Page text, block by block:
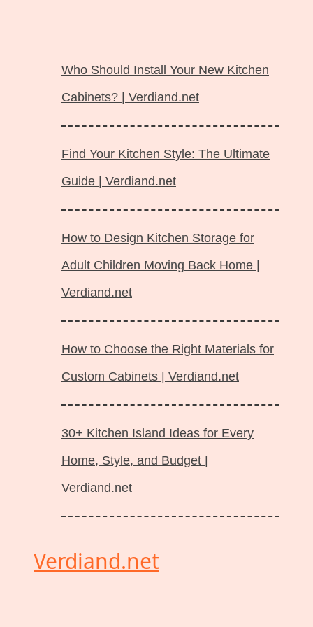
Who Should Install Your New Kitchen
Cabinets? | Verdiand.net
Find Your Kitchen Style: The Ultimate
Guide | Verdiand.net
How to Design Kitchen Storage for
Adult Children Moving Back Home |
Verdiand.net
How to Choose the Right Materials for
Custom Cabinets | Verdiand.net
30+ Kitchen Island Ideas for Every
Home, Style, and Budget |
Verdiand.net
Verdiand.net